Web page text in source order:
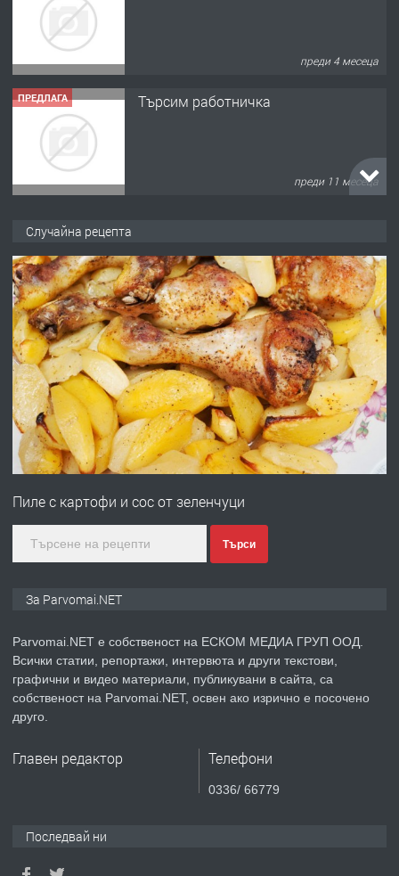
преди 4 месеца
ПРЕДЛАГА Търсим работничка
преди 11 месеца
преди 1 година
ПРЕДЛАГА Работа за общи работници
преди 1 година
ПРЕДЛАГА
Първи поход "По стъпките на Ангел
преди 1 година
ПРЕДЛАГА Уроци по Математика
Случайна рецепта
Пиле с картофи и сос от зеленчуци
Търси
За Parvomai.NET
Parvomai.NET е собственост на ЕСКОМ МЕДИА ГРУП ООД.
Всички статии, репортажи, интервюта и други текстови,
графични и видео материали, публикувани в сайта, са
собственост на Parvomai.NET, освен ако изрично е посочено
друго.
Главен редактор Телефони
0336/ 66779
Последвай ни